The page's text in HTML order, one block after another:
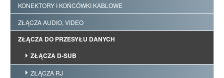
KONEKTORY I KOŃCÓWKI KABLOWE
ZŁĄCZA AUDIO, VIDEO
ZŁĄCZA DO PRZESYŁU DANYCH
ZŁĄCZA D-SUB
ZŁĄCZA RJ